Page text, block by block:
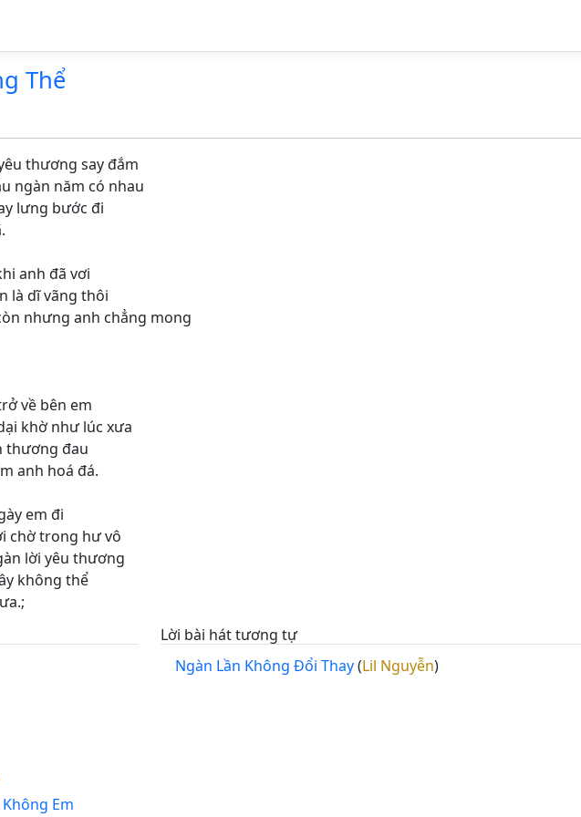
Thể
thương say đắm
ngàn năm có nhau
lưng bước đi
anh đã vơi
là dĩ vãng thôi
nhưng anh chẳng mong
về bên em
khờ như lúc xưa
thương đau
anh hoá đá.
em đi
chờ trong hư vô
lời yêu thương
không thể
Em
Lời bài hát tương tự
Ngàn Lần Không Đổi Thay(Lil Nguyễn)